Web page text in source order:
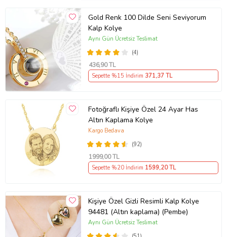
aradaki farkı kısa bir süre içinde
hissedeceksiniz.
Üretildiği Taş
:
Doğal Ham İşlenmemiş Yüksek
Kalite Rutil Kuvars
Ana Renk
Doğal Rutil Kuvars Renk
Sertifikalı Mı?
Belgesi İle Gönderilir.
Taş Ölçüsü
Gold Renk 100 Dilde Seni Seviyorum
Kalp Kolye
(4)
Aynı Gün Ücretsiz Teslimat
436,90 TL
Sepette %15 İndirim 371,37 TL
Fotoğraflı Kişiye Özel 24 Ayar Has
Altın Kaplama Kolye
(92)
Kargo Bedava
1999,00 TL
Sepette %20 İndirim 1599,20 TL
Kişiye Özel Gizli Resimli Kalp Kolye
94481 (Altın kaplama) (Pembe)
Aynı Gün Ücretsiz Teslimat